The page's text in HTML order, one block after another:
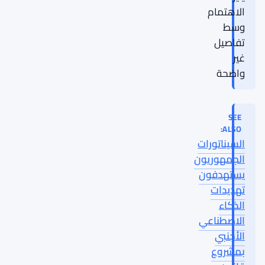
الاهتمام
وسط
تفاصيل
غير
واضحة
SEE
ALSO:
السيناتورات
الجمهوريون
يستهدفون
تهديدات
الذكاء
الاصطناعي
الأجنبي
بمشروع